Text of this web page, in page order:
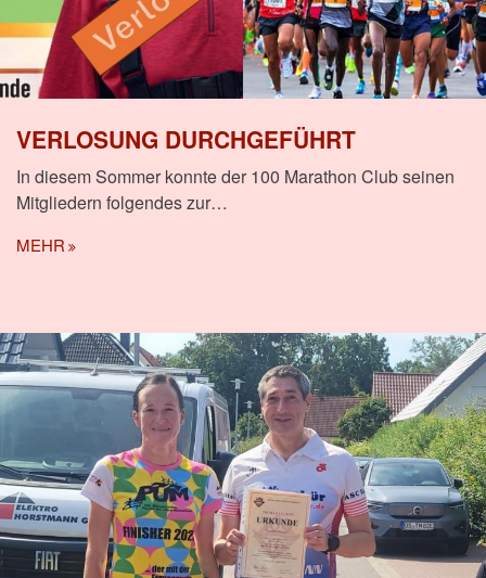
VERLOSUNG DURCHGEFÜHRT
In diesem Sommer konnte der 100 Marathon Club seinen
Mitgliedern folgendes zur…
MEHR